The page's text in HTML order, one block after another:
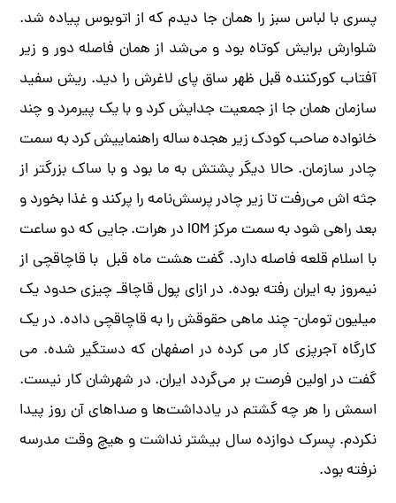
پسری با لباس سبز را همان جا دیدم که از اتوبوس پیاده شد.
شلوارش برایش کوتاه بود و می‌شد از همان فاصله دور و زیر
آفتاب کورکننده قبل ظهر ساق پای لاغرش را دید. ریش سفید
سازمان همان جا از جمعیت جدایش کرد و با یک پیرمرد و چند
خانواده صاحب کودک زیر هجده ساله راهنماییش کرد به سمت
چادر سازمان. حالا دیگر پشتش به ما بود و با ساک بزرگتر از
جثه اش می‌رفت تا زیر چادر پرسش‌نامه را پرکند و غذا بخورد و
بعد راهی شود به سمت مرکز IOM در هرات. جایی که دو ساعت
با اسلام قلعه فاصله دارد. گفت هشت ماه قبل با قاچاقچی از
نیمروز به ایران رفته بوده. در ازای پول قاچاقـ چیزی حدود یک
میلیون تومان- چند ماهی حقوقش را به قاچاقچی داده. در یک
کارگاه آجرپزی کار می کرده در اصفهان که دستگیر شده. می
گفت در اولین فرصت بر می‌گردد ایران. در شهرشان کار نیست.
اسمش را هر چه گشتم در یادداشت‌ها و صداهای آن روز پیدا
نکردم. پسرک دوازده سال بیشتر نداشت و هیچ وقت مدرسه
نرفته بود.